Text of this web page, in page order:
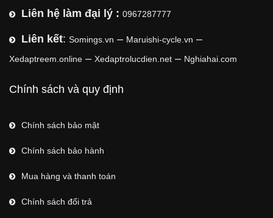
Liên hệ làm đại lý : 0967287777
Liên kết: Somings.vn – Maruishi-cycle.vn –
Xedaptreem.online – Xedaptrolucdien.net – Nghiahai.com
Chính sách và quy định
Chính sách bảo mật
Chính sách bảo hành
Mua hàng và thanh toán
Chính sách đổi trả